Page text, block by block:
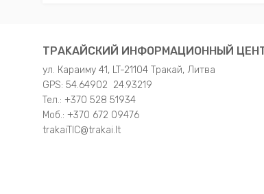
TРAKAЙСКИЙ ИНФОРМАЦИОННЫЙ
ул. Караиму 41, LT-21104 Тракай, Литва
GPS: 54.64902 24.93219
Teл.: +370 528 51934
Moб.: +370 672 09476
trakaiTIC@trakai.lt